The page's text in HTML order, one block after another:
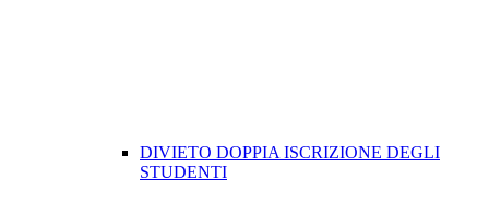
DIVIETO DOPPIA ISCRIZIONE DEGLI
STUDENTI